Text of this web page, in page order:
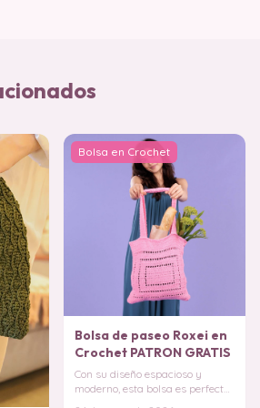
Bolsa en Crochet
Bolsa de paseo Roxei en
Crochet PATRON GRATIS
Con su diseño espacioso y
moderno, esta bolsa es perfecta